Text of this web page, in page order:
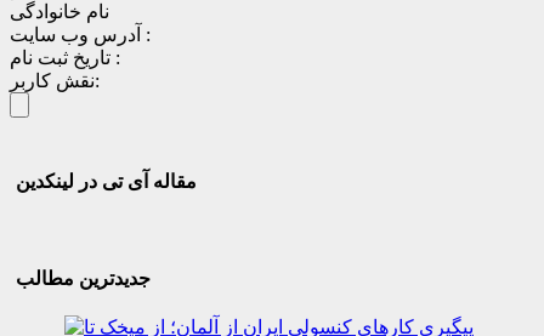
نام خانوادگی
آدرس وب سایت :
تاریخ ثبت نام :
نقش کاربر:
مقاله آی تی در لینکدین
جدیدترین مطالب